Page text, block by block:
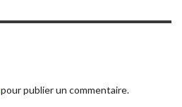
pour publier un commentaire.